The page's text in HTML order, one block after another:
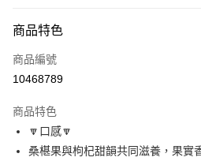
4.訂單成立30分鐘內，如未前往確認交易或
消。如遇「轉專審核」未通過狀況，表示未
【繳款方式說明】
1.分期款項不併入電信帳單，「大哥付你分
2.透過簡訊連結打開帳單後，可選擇「超商
【注意事項】
每筆NT$150，滿NT$499(含以上)免運
商品特色
商品編號
10468789
商品特色
🔽口感🔽
桑椹果與枸杞甜韻共同滋養，果實